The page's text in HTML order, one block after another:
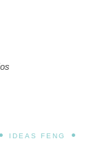
• IDEAS FENG •